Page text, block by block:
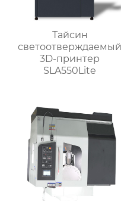
Тайсин
светоотверждаемый
3D-принтер
SLA550Lite